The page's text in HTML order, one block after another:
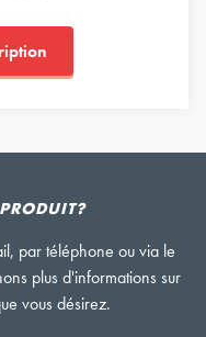
par téléphone ou via le
plus d'informations sur
vous désirez.